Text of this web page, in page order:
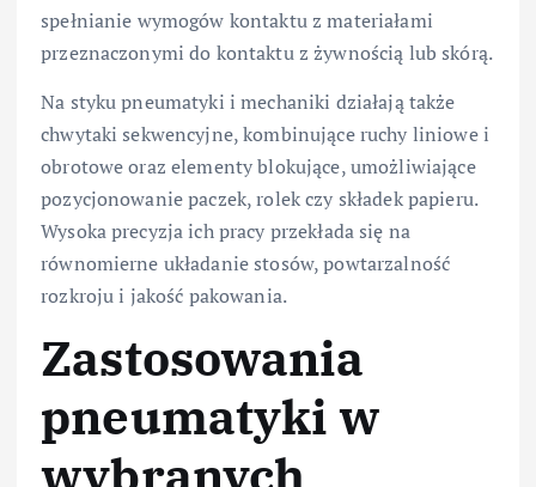
spełnianie wymogów kontaktu z materiałami
przeznaczonymi do kontaktu z żywnością lub skórą.
Na styku pneumatyki i mechaniki działają także
chwytaki sekwencyjne, kombinujące ruchy liniowe i
obrotowe oraz elementy blokujące, umożliwiające
pozycjonowanie paczek, rolek czy składek papieru.
Wysoka precyzja ich pracy przekłada się na
równomierne układanie stosów, powtarzalność
rozkroju i jakość pakowania.
Zastosowania
pneumatyki w